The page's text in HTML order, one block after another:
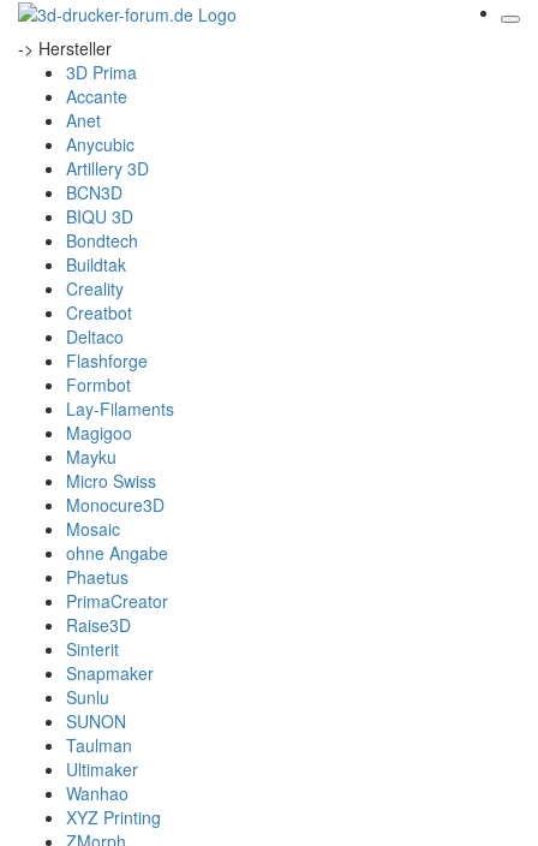
-> Hersteller
3D Prima
Accante
Anet
Anycubic
Artillery 3D
BCN3D
BIQU 3D
Bondtech
Buildtak
Creality
Creatbot
Deltaco
Flashforge
Formbot
Lay-Filaments
Magigoo
Mayku
Micro Swiss
Monocure3D
Mosaic
ohne Angabe
Phaetus
PrimaCreator
Raise3D
Sinterit
Snapmaker
Sunlu
SUNON
Taulman
Ultimaker
Wanhao
XYZ Printing
ZMorph